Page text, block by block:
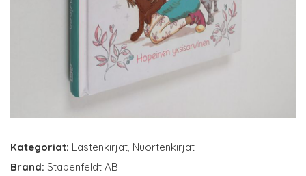
Kategoriat: Lastenkirjat, Nuortenkirjat
Brand: Stabenfeldt AB